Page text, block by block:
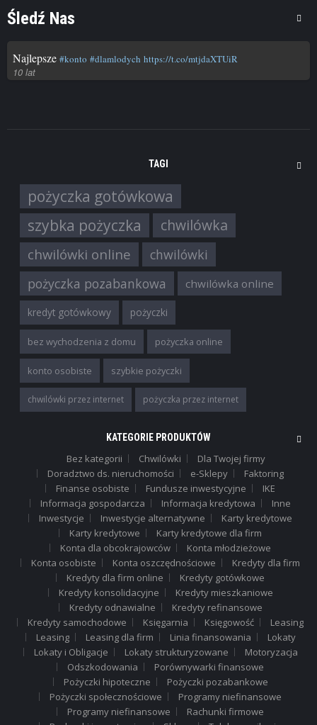
Śledź Nas
Najlepsze #konto #dlamlodych https://t.co/mtjdaXTUiR
10 lat
TAGI
pożyczka gotówkowa
szybka pożyczka
chwilówka
chwilówki online
chwilówki
pożyczka pozabankowa
chwilówka online
kredyt gotówkowy pożyczki
bez wychodzenia z domu pożyczka online
konto osobiste szybkie pożyczki
chwilówki przez internet pożyczka przez internet
KATEGORIE PRODUKTÓW
Bez kategorii Chwilówki
Dla Twojej firmy
Doradztwo ds. nieruchomości
e-Sklepy
Faktoring
Finanse osobiste
Fundusze inwestycyjne
IKE
Informacja gospodarcza
Informacja kredytowa
Inne
Inwestycje
Inwestycje alternatywne
Karty kredytowe
Karty kredytowe
Karty kredytowe dla firm
Konta dla obcokrajowców
Konta młodzieżowe
Konta osobiste
Konta oszczędnościowe
Kredyty dla firm
Kredyty dla firm online
Kredyty gotówkowe
Kredyty konsolidacyjne
Kredyty mieszkaniowe
Kredyty odnawialne
Kredyty refinansowe
Kredyty samochodowe
Księgarnia Księgowość
Leasing
Leasing
Leasing dla firm Linia finansowania
Lokaty
Lokaty i Obligacje
Lokaty strukturyzowane
Motoryzacja
Odszkodowania
Porównywarki finansowe
Pożyczki hipoteczne
Pożyczki pozabankowe
Pożyczki społecznościowe
Programy niefinansowe
Programy niefinansowe
Rachunki firmowe